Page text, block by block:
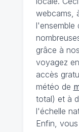
webcams,
l'ensemble
grâce à
voyagez
accès
météo de
total) et à
l'échelle
Enfin,